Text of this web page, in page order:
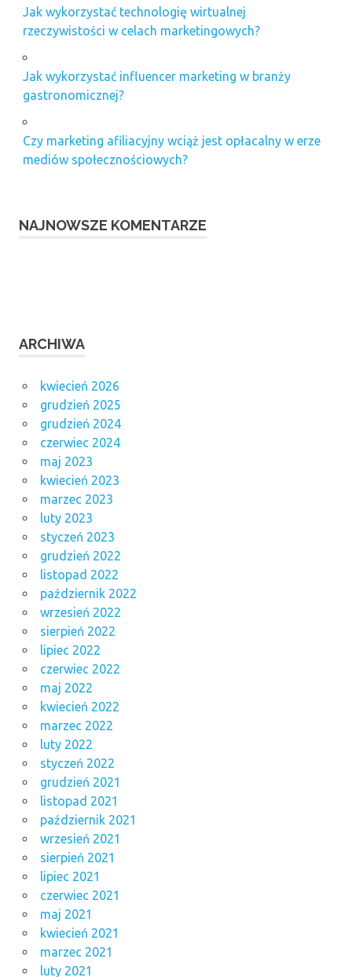
Jak wykorzystać technologię wirtualnej
rzeczywistości w celach marketingowych?
Jak wykorzystać influencer marketing w branży
gastronomicznej?
Czy marketing afiliacyjny wciąż jest opłacalny w erze
mediów społecznościowych?
NAJNOWSZE KOMENTARZE
ARCHIWA
kwiecień 2026
grudzień 2025
grudzień 2024
czerwiec 2024
maj 2023
kwiecień 2023
marzec 2023
luty 2023
styczeń 2023
grudzień 2022
listopad 2022
październik 2022
wrzesień 2022
sierpień 2022
lipiec 2022
czerwiec 2022
maj 2022
kwiecień 2022
marzec 2022
luty 2022
styczeń 2022
grudzień 2021
listopad 2021
październik 2021
wrzesień 2021
sierpień 2021
lipiec 2021
czerwiec 2021
maj 2021
kwiecień 2021
marzec 2021
luty 2021